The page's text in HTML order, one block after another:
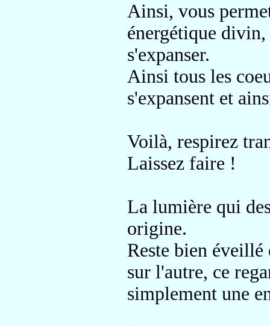
Ainsi, vous
énergétique divin,
s'expanser.
Ainsi tous les
s'expansent et
Voilà, respirez
Laissez faire !
La lumière qui
origine.
Reste bien
sur l'autre, ce
simplement une